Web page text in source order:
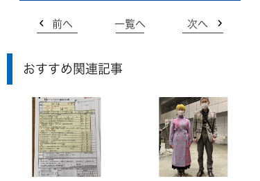
前へ 一覧へ 次へ
おすすめ関連記事